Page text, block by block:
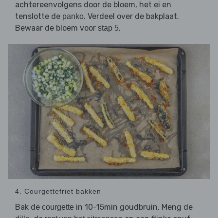
achtereenvolgens door de bloem, het ei en
tenslotte de panko. Verdeel over de bakplaat.
Bewaar de bloem voor stap 5.
4. Courgettefriet bakken
Bak de courgette in 10-15min goudbruin. Meng de